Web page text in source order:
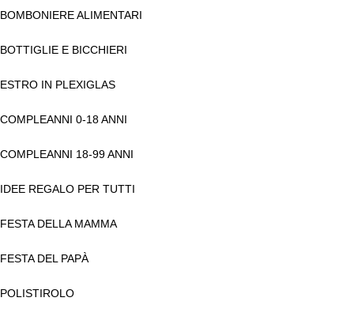
BOMBONIERE ALIMENTARI
BOTTIGLIE E BICCHIERI
ESTRO IN PLEXIGLAS
COMPLEANNI 0-18 ANNI
COMPLEANNI 18-99 ANNI
IDEE REGALO PER TUTTI
FESTA DELLA MAMMA
FESTA DEL PAPÀ
POLISTIROLO